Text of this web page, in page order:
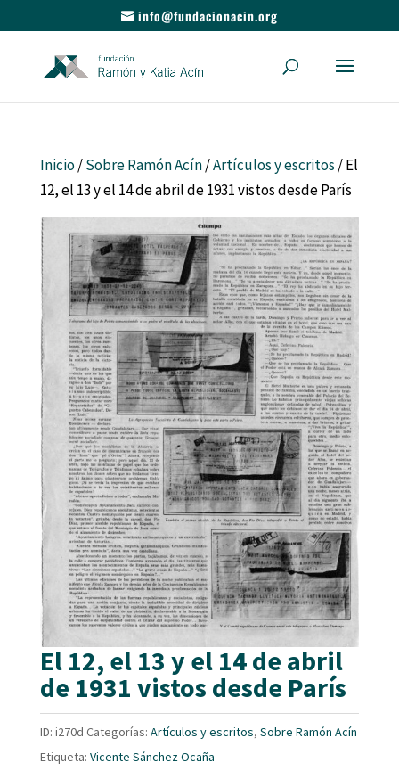
info@fundacionacin.org
Inicio/Sobre Ramón Acín/Artículos y escritos / El
12, el 13 y el 14 de abril de 1931 vistos desde París
El 12, el 13 y el 14 de abril
de 1931 vistos desde París
ID: i270d Categorías: Artículos y escritos, Sobre Ramón Acín
Etiqueta: Vicente Sánchez Ocaña